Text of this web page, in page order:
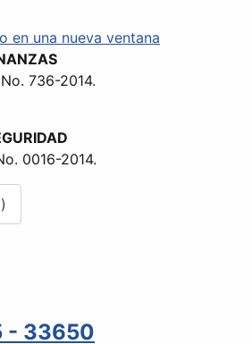
en una nueva ventana
736-2014.
0016-2014.
- 33650